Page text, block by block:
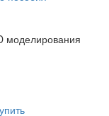
моделирования